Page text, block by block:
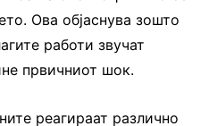
Ова објаснува зошто
работи звучат
првичниот шок.
реагираат различно